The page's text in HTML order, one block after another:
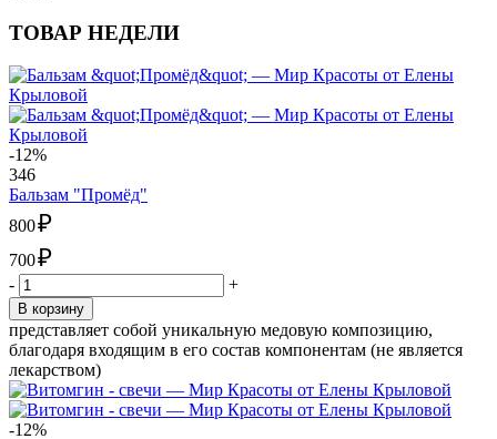
ТОВАР НЕДЕЛИ
-12%
346
Бальзам "Промёд"
800₽
700₽
- +
В корзину
представляет собой уникальную медовую композицию,
благодаря входящим в его состав компонентам (не является
лекарством)
-12%